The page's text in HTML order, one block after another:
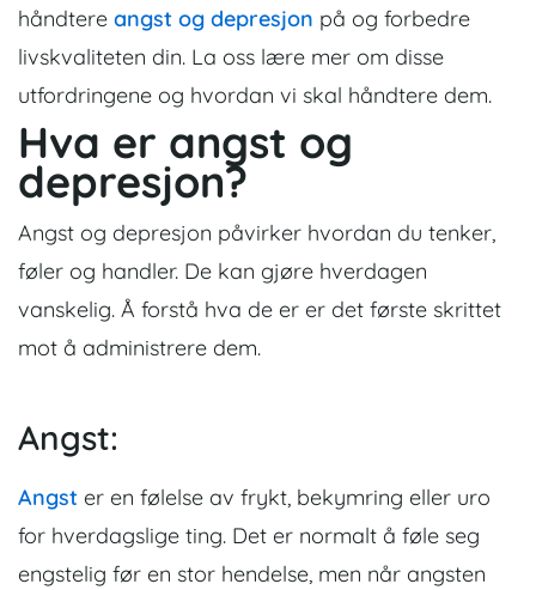
håndtere angst og depresjon på og forbedre
livskvaliteten din. La oss lære mer om disse
utfordringene og hvordan vi skal håndtere dem.
Hva er angst og
depresjon?
Angst og depresjon påvirker hvordan du tenker,
føler og handler. De kan gjøre hverdagen
vanskelig. Å forstå hva de er er det første skrittet
mot å administrere dem.
Angst:
Angst er en følelse av frykt, bekymring eller uro
for hverdagslige ting. Det er normalt å føle seg
engstelig før en stor hendelse, men når angsten